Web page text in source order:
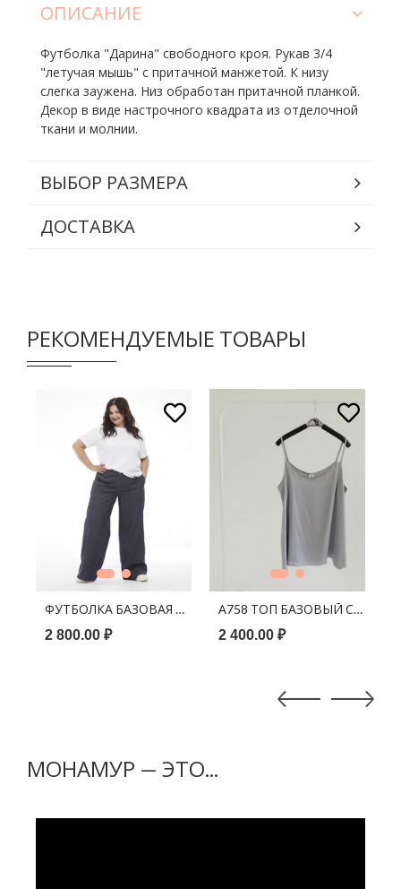
ОПИСАНИЕ
Футболка "Дарина" свободного кроя. Рукав 3/4
"летучая мышь" с притачной манжетой. К низу
слегка заужена. Низ обработан притачной планкой.
Декор в виде настрочного квадрата из отделочной
ткани и молнии.
ВЫБОР РАЗМЕРА
ДОСТАВКА
РЕКОМЕНДУЕМЫЕ ТОВАРЫ
ЧЁРНАЯ 3/4
В КОРЗИНУ
ФУТБОЛКА БАЗОВАЯ БЕЛАЯ
2 800.00 ₽
В КОРЗИНУ
А758 ТОП БАЗОВЫЙ СЕРЫЙ
2 400.00 ₽
МОНАМУР — ЭТО...